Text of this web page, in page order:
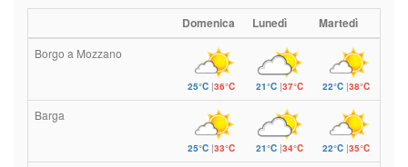
Domenica Lunedì Martedì
Borgo a Mozzano
25°C|36°C 21°C|37°C 22°C |38°C
Barga
25°C|33°C 21°C|34°C 22°C |35°C